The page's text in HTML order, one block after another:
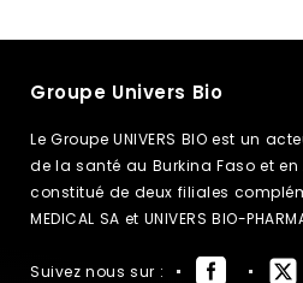
Groupe Univers Bio
Le Groupe UNIVERS BIO est un
de la santé au Burkina Faso et en
constitué de deux filiales
MEDICAL SA et UNIVERS BIO-
Suivez nous sur :